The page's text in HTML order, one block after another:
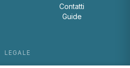
Contatti
Guide
LEGALE